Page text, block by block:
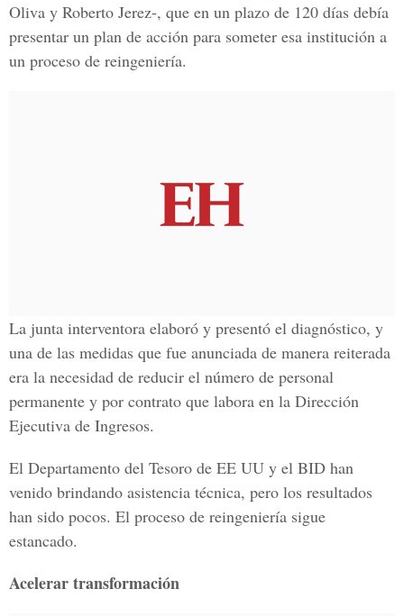
Oliva y Roberto Jerez-, que en un plazo de 120 días debía
presentar un plan de acción para someter esa institución a
un proceso de reingeniería.
La junta interventora elaboró y presentó el diagnóstico, y
una de las medidas que fue anunciada de manera reiterada
era la necesidad de reducir el número de personal
permanente y por contrato que labora en la Dirección
Ejecutiva de Ingresos.
El Departamento del Tesoro de EE UU y el BID han
venido brindando asistencia técnica, pero los resultados
han sido pocos. El proceso de reingeniería sigue
estancado.
Acelerar transformación